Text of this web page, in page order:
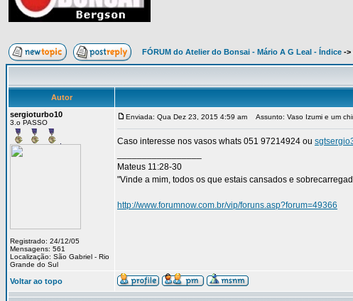
FÓRUM do Atelier do Bonsai - Mário A G Leal - Índice ->
Autor
sergioturbo10
3.o PASSO
Registrado: 24/12/05
Mensagens: 561
Localização: São Gabriel - Rio
Grande do Sul
Enviada: Qua Dez 23, 2015 4:59 am Assunto: Vaso Izumi e um
Caso interesse nos vasos whats 051 97214924 ou
Mateus 11:28-30
"Vinde a mim, todos os que estais cansados e
http://www.forumnow.com.br/vip/foruns.asp?forum=49366
Voltar ao topo